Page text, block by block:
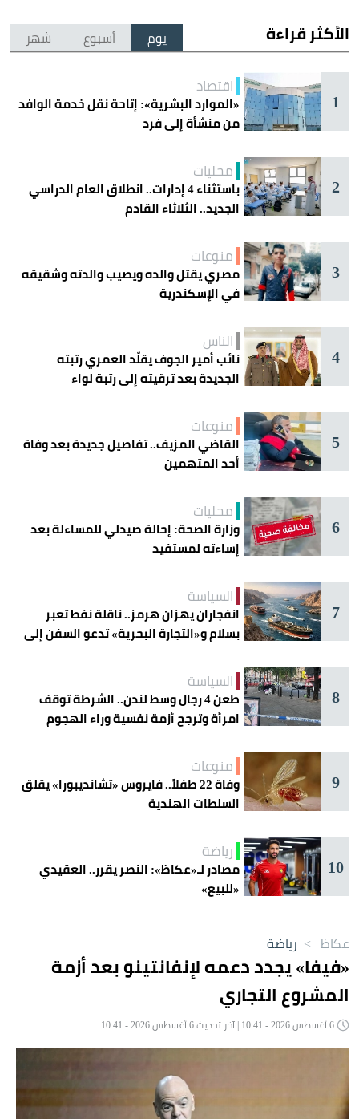
الأكثر قراءة يوم أسبوع شهر
1
اقتصاد
«الموارد البشرية»: إتاحة نقل خدمة الوافد
من منشأة إلى فرد
2
محليات
باستثناء 4 إدارات.. انطلاق العام الدراسي
الجديد.. الثلاثاء القادم
3
منوعات
مصري يقتل والده ويصيب والدته وشقيقه
في الإسكندرية
4
الناس
نائب أمير الجوف يقلّد العمري رتبته
الجديدة بعد ترقيته إلى رتبة لواء
5
منوعات
القاضي المزيف.. تفاصيل جديدة بعد وفاة
أحد المتهمين
6
محليات
وزارة الصحة: إحالة صيدلي للمساءلة بعد
إساءته لمستفيد
7
السياسة
انفجاران يهزان هرمز.. ناقلة نفط تعبر
بسلام و«التجارة البحرية» تدعو السفن إلى
8
السياسة
طعن 4 رجال وسط لندن.. الشرطة توقف
امرأة وترجح أزمة نفسية وراء الهجوم
9
منوعات
وفاة 22 طفلاً.. فايروس «تشانديبورا» يقلق
السلطات الهندية
10
رياضة
مصادر لـ«عكاظ»: النصر يقرر.. العقيدي
«للبيع»
عكاظ > رياضة
«فيفا» يجدد دعمه لإنفانتينو بعد أزمة
المشروع التجاري